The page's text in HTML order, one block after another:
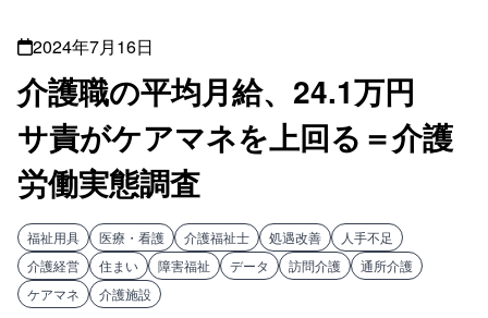
2024年7月16日
介護職の平均月給、24.1万円
サ責がケアマネを上回る＝介護
労働実態調査
福祉用具 医療・看護 介護福祉士 処遇改善
人手不足
介護経営
住まい 障害福祉 データ 訪問介護
通所介護
ケアマネ
介護施設